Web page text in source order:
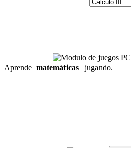
Aprende matemáticas jugando.